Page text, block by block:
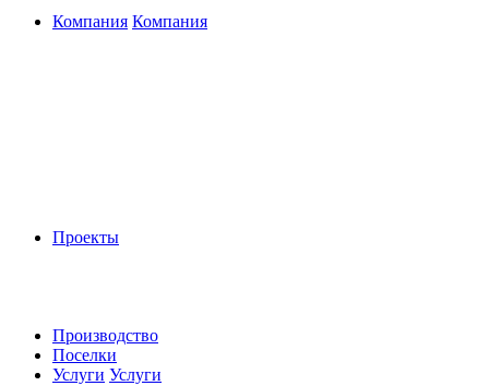
Компания Компания
Проекты
Производство
Поселки
Услуги Услуги